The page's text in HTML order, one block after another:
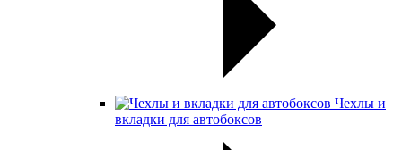
Чехлы и
вкладки для автобоксов